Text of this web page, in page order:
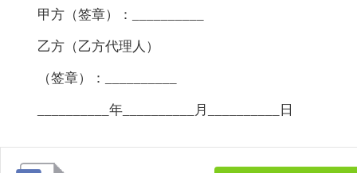
甲方（签章）：__________
乙方（乙方代理人）
（签章）：__________
__________年__________月__________日